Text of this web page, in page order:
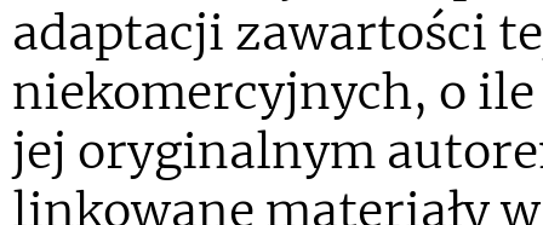
adaptacji zawartości
niekomercyjnych, o
jej oryginalnym
linkowane materiały